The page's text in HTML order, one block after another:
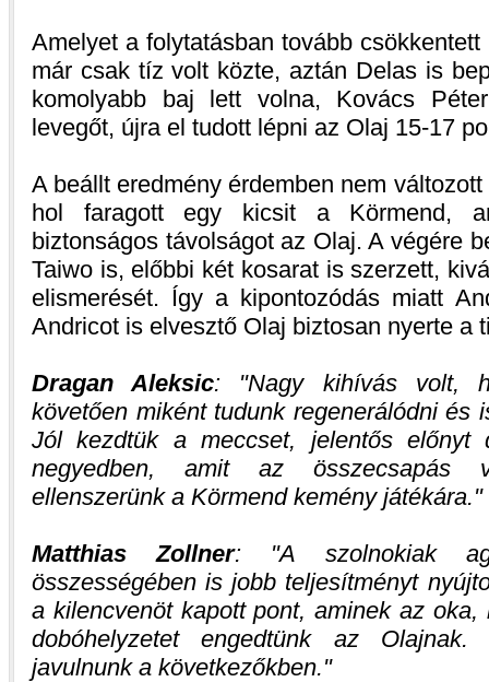
Amelyet a folytatásban tovább
már csak tíz volt közte, aztán Delas is
komolyabb baj lett volna, Kovács
levegőt, újra el tudott lépni az Olaj 15-17
A beállt eredmény érdemben nem
hol faragott egy kicsit a Körmend,
biztonságos távolságot az Olaj. A végére
Taiwo is, előbbi két kosarat is szerzett,
elismerését. Így a kipontozódás miatt
Andricot is elvesztő Olaj biztosan nyerte a
Dragan Aleksic:
Nagy kihívás volt,
követően miként tudunk regenerálódni és
Jól kezdtük a meccset, jelentős
negyedben, amit az összecsapás
ellenszerünk a Körmend kemény játékára.
Matthias Zollner:
A szolnokiak
összességében is jobb teljesítményt
a kilencvenöt kapott pont, aminek az
dobóhelyzetet engedtünk az
javulnunk a következőkben.